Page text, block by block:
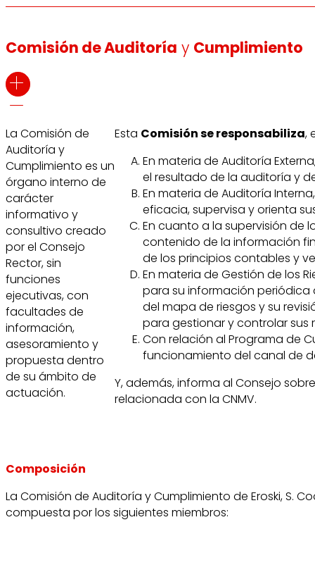
Comisión de Auditoría y Cumplimiento
La Comisión de
Auditoría y
Cumplimiento es un
órgano interno de
carácter
informativo y
consultivo creado
por el Consejo
Rector, sin
funciones
ejecutivas, con
facultades de
información,
asesoramiento y
propuesta dentro
de su ámbito de
actuación.
Esta Comisión se responsabiliza,
En materia de Auditoría
el resultado de la auditoría y
En materia de Auditoría
eficacia, supervisa y orienta
En cuanto a la supervisión de
contenido de la información
de los principios contables y
En materia de Gestión de los
para su información periódica
del mapa de riesgos y su
para gestionar y controlar sus
Con relación al Programa de
funcionamiento del canal de
Y, además, informa al Consejo
relacionada con la CNMV.
Composición
La Comisión de Auditoría y Cumplimiento de Eroski, S.
compuesta por los siguientes miembros: